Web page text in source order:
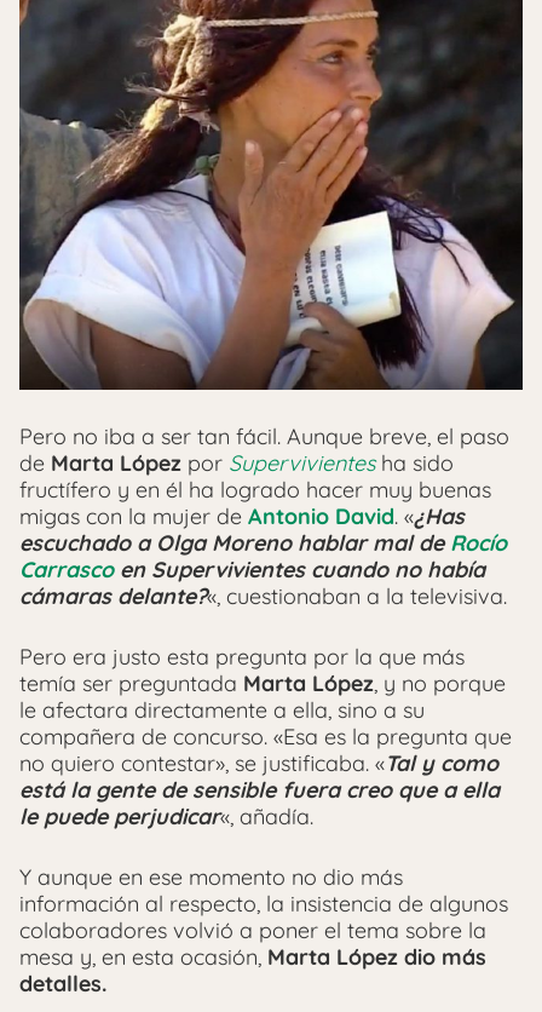
Pero no iba a ser tan fácil. Aunque breve, el paso
de Marta López por Supervivientesha sido
fructífero y en él ha logrado hacer muy buenas
migas con la mujer de Antonio David. «¿Has
escuchado a Olga Moreno hablar mal deRocío
Carrascoen Supervivientes cuando no había
cámaras delante?«, cuestionaban a la televisiva.
Pero era justo esta pregunta por la que más
temía ser preguntada Marta López, y no porque
le afectara directamente a ella, sino a su
compañera de concurso. «Esa es la pregunta que
no quiero contestar», se justificaba. «Tal y como
está la gente de sensible fuera creo que a ella
le puede perjudicar«, añadía.
Y aunque en ese momento no dio más
información al respecto, la insistencia de algunos
colaboradores volvió a poner el tema sobre la
mesa y, en esta ocasión, Marta López dio más
detalles.